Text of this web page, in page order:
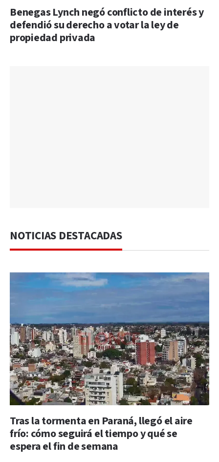
Benegas Lynch negó conflicto de interés y
defendió su derecho a votar la ley de
propiedad privada
NOTICIAS DESTACADAS
Tras la tormenta en Paraná, llegó el aire
frío: cómo seguirá el tiempo y qué se
espera el fin de semana